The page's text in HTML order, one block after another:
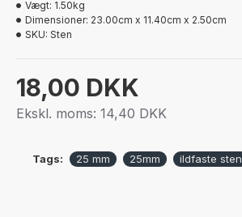
18,00 DKK
Ekskl. moms: 14,40 DKK
Vægt: 1.50kg
Dimensioner: 23.00cm x 11.40cm x 2.50cm
SKU: Sten
Tags: 25 mm 25mm ildfaste sten